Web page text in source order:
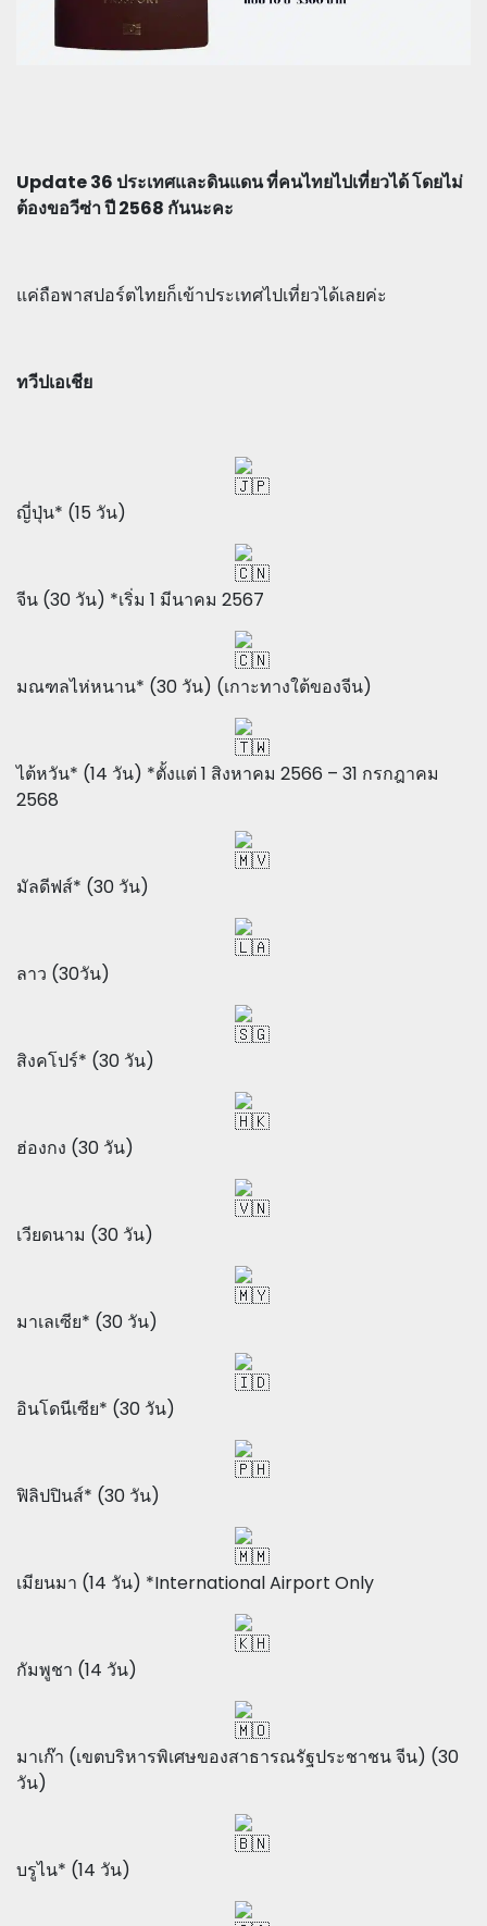
Update 36 ประเทศและดินแดน ที่คนไทยไปเที่ยวได้ โดยไม่
ต้องขอวีซ่า ปี 2568 กันนะคะ
แค่ถือพาสปอร์ตไทยก็เข้าประเทศไปเที่ยวได้เลยค่ะ
ทวีปเอเชีย
ญี่ปุ่น* (15 วัน)
จีน (30 วัน) *เริ่ม 1 มีนาคม 2567
มณฑลไห่หนาน* (30 วัน) (เกาะทางใต้ของจีน)
ไต้หวัน* (14 วัน) *ตั้งแต่ 1 สิงหาคม 2566 – 31 กรกฎาคม
2568
มัลดีฟส์* (30 วัน)
ลาว (30วัน)
สิงคโปร์* (30 วัน)
ฮ่องกง (30 วัน)
เวียดนาม (30 วัน)
มาเลเซีย* (30 วัน)
อินโดนีเซีย* (30 วัน)
ฟิลิปปินส์* (30 วัน)
เมียนมา (14 วัน) *International Airport Only
กัมพูชา (14 วัน)
มาเก๊า (เขตบริหารพิเศษของสาธารณรัฐประชาชน จีน) (30
วัน)
บรูไน* (14 วัน)